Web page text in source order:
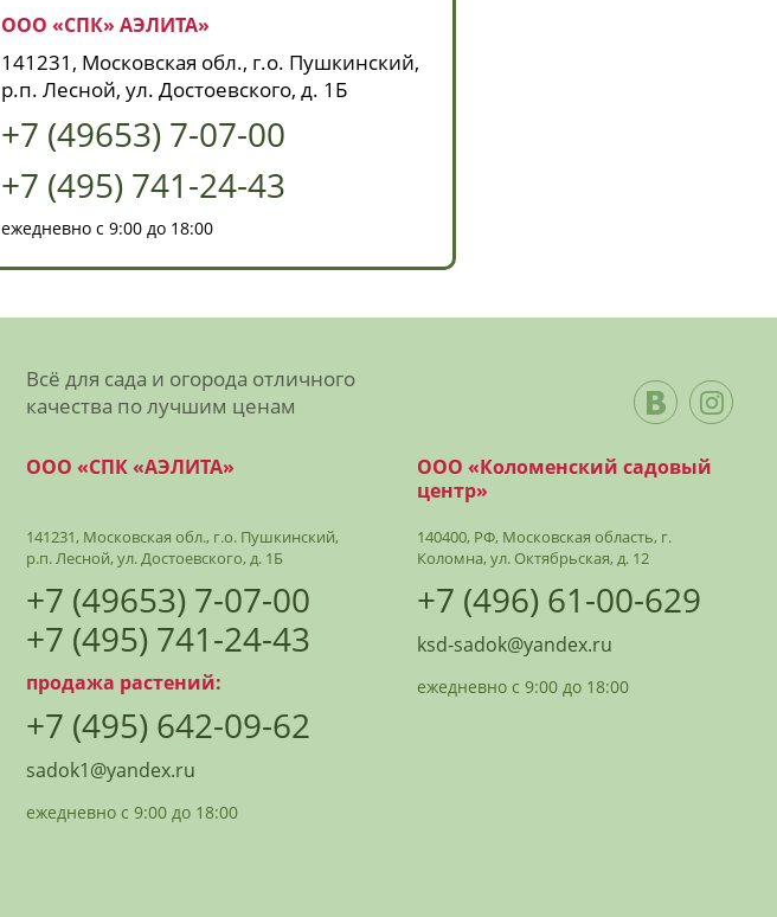
ООО «СПК» АЭЛИТА»
141231, Московская обл., г.о. Пушкинский,
р.п. Лесной, ул. Достоевского, д. 1Б
+7 (49653) 7-07-00
+7 (495) 741-24-43
ежедневно с 9:00 до 18:00
Всё для сада и огорода отличного
качества по лучшим ценам
ООО «СПК «АЭЛИТА»
141231, Московская обл., г.о. Пушкинский,
р.п. Лесной, ул. Достоевского, д. 1Б
+7 (49653) 7-07-00
+7 (495) 741-24-43
продажа растений:
+7 (495) 642-09-62
sadok1@yandex.ru
ежедневно с 9:00 до 18:00
ООО «Коломенский садовый
центр»
140400, РФ, Московская область, г.
Коломна, ул. Октябрьская, д. 12
+7 (496) 61-00-629
ksd-sadok@yandex.ru
ежедневно с 9:00 до 18:00